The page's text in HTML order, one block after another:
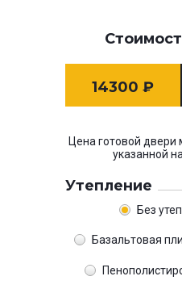
14300 ₽
Цена готовой двери
указанной
Утепление
Без
Базальтовая